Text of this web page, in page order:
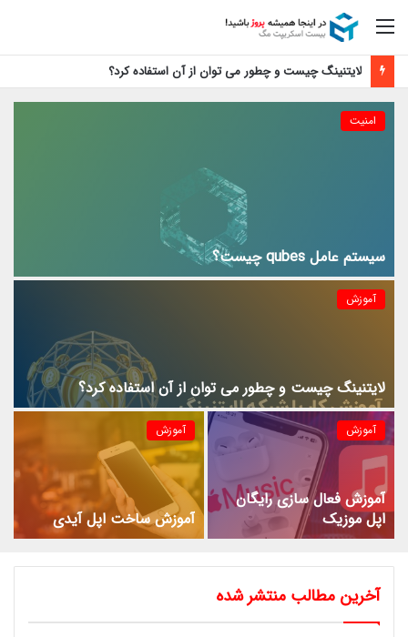
منو
آموزش فعال سازی رایگان اپل موزیک
امنیت
سیستم عامل qubes چیست؟
آموزش
لایتنینگ چیست و چطور می توان از آن استفاده کرد؟
آموزش
آموزش فعال سازی رایگان
اپل موزیک
آموزش
آموزش ساخت اپل آیدی
آخرین مطالب منتشر شده